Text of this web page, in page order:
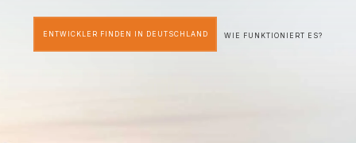
ENTWICKLER FINDEN IN DEUTSCHLAND WIE FUNKTIONIERT ES?